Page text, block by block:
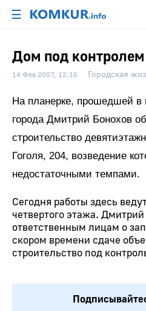
☰
Дом под контролем
14 Фев 2007, 12:16 Городская
На планерке, прошедшей в
города Дмитрий Бонохов
строительство
Гоголя, 204, возведение
недостаточными темпами.
Сегодня работы здесь
четвертого этажа.
ответственным лицам о
скором времени сдаче
строительство под